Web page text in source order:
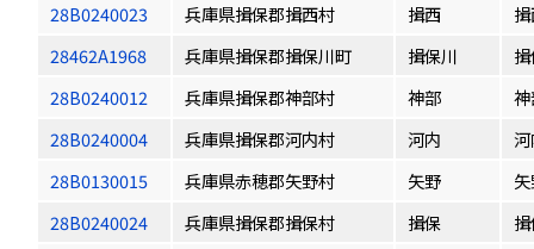
28B0240023
兵庫県揖保郡揖西村 揖西
28462A1968
兵庫県揖保郡揖保川町 揖保川
28B0240012
兵庫県揖保郡神部村 神部
28B0240004
兵庫県揖保郡河内村 河内
28B0130015
兵庫県赤穂郡矢野村 矢野
28B0240024
兵庫県揖保郡揖保村 揖保